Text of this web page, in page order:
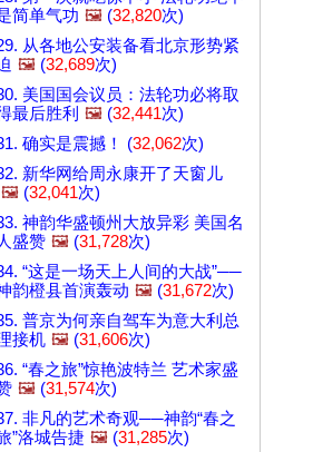
简单气功 🖼️ (32,820次)
从各地公安装备看北京形势紧
🖼️ (32,689次)
美国国会议员：法轮功必将取
最后胜利 🖼️ (32,441次)
确实是震撼！ (32,062次)
新华网给周永康开了天窗儿
🖼️ (32,041次)
神韵华盛顿州大放异彩 美国名
人盛赞 🖼️ (31,728次)
“这是一场天上人间的大战”──
韵橙县首演轰动 🖼️ (31,672次)
普京为何亲自驾车为意大利总
接机 🖼️ (31,606次)
“春之旅”惊艳波特兰 艺术家盛
🖼️ (31,574次)
非凡的艺术奇观──神韵“春之
”洛城告捷 🖼️ (31,285次)